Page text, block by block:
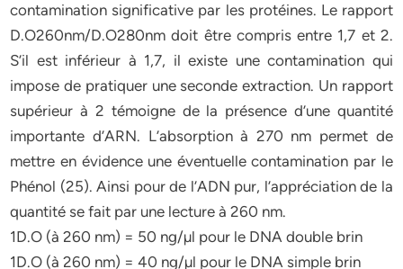
contamination significative par les protéines. Le rapport
D.O260nm/D.O280nm doit être compris entre 1,7 et 2.
S’il est inférieur à 1,7, il existe une contamination qui
impose de pratiquer une seconde extraction. Un rapport
supérieur à 2 témoigne de la présence d’une quantité
importante d’ARN. L’absorption à 270 nm permet de
mettre en évidence une éventuelle contamination par le
Phénol (25). Ainsi pour de l’ADN pur, l’appréciation de la
quantité se fait par une lecture à 260 nm.
1D.O (à 260 nm) = 50 ng/µl pour le DNA double brin
1D.O (à 260 nm) = 40 ng/µl pour le DNA simple brin